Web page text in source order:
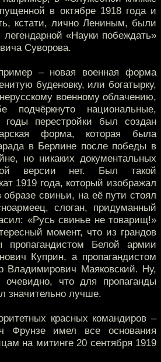
в октябре 1918 года и
кстати, лично Лениным, были
«Науки побеждать»
Суворова.
– новая военная форма
буденовку, или богатырку,
военному облачению,
национальные,
перестройки был создан
форма, которая была
в Берлине после победы в
но никаких документальных
версии нет. Был такой
1919 года, который изображал
образе свиньи, на её пути стоял
слоган, придуманный
«Русь свинье не товарищ!»
момент, что из грандов
пропагандистом Белой армии
Куприн, а пропагандистом
Владимирович Маяковский. Ну,
что для пропаганды
значительно лучше.
красных командиров –
Фрунзе имел все основания
на митинге 20 сентября 1919